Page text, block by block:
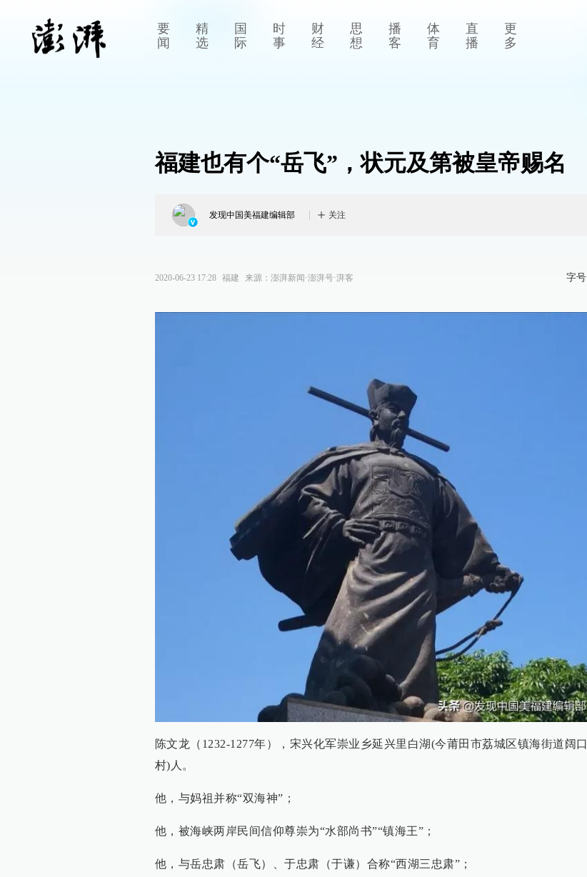
要
闻
精
选
国
际
时
事
财
经
思
想
播
客
体
育
直
播
更
多
福建也有个“岳飞”，状元及第被皇帝赐名
发现中国美福建编辑部 关注
2020-06-23 17:28 福建 来源： 澎湃新闻·澎湃号·湃客 字号
陈文龙（1232-1277年），宋兴化军崇业乡延兴里白湖(今莆田市荔城区镇海街道阔口
村)人。
他，与妈祖并称“双海神”；
他，被海峡两岸民间信仰尊崇为“水部尚书”“镇海王”；
他，与岳忠肃（岳飞）、于忠肃（于谦）合称“西湖三忠肃”；